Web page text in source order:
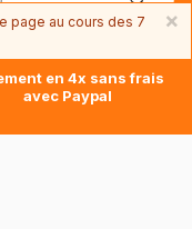
en 4x sans frais
avec Paypal
×
page au cours des 7